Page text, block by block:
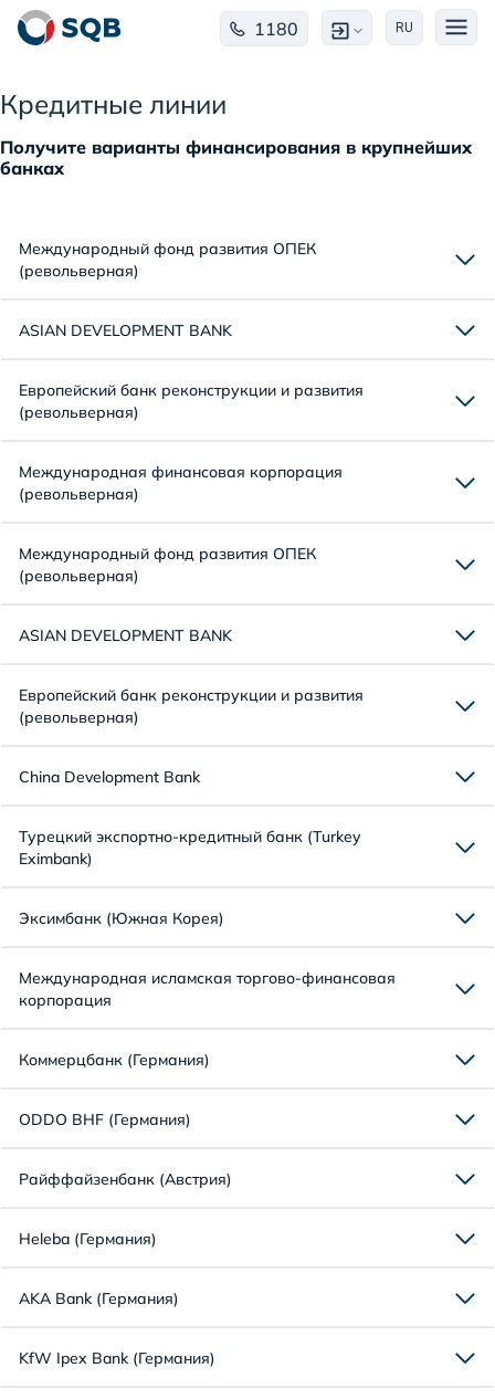
1180 RU
Кредитные линии
Получите варианты финансирования в крупнейших
банках
Международный фонд развития ОПЕК
(револьверная)
ASIAN DEVELOPMENT BANK
Европейский банк реконструкции и развития
(револьверная)
Международная финансовая корпорация
(револьверная)
Международный фонд развития ОПЕК
(револьверная)
ASIAN DEVELOPMENT BANK
Европейский банк реконструкции и развития
(револьверная)
China Development Bank
Турецкий экспортно-кредитный банк (Turkey
Eximbank)
Эксимбанк (Южная Корея)
Международная исламская торгово-финансовая
корпорация
Коммерцбанк (Германия)
ODDO BHF (Германия)
Райффайзенбанк (Австрия)
Heleba (Германия)
AKA Bank (Германия)
KfW Ipex Bank (Германия)